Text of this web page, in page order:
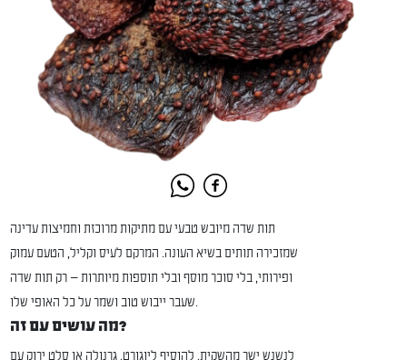
תות שדה מיובש טבעי עם מתיקות מרוכזת וחמיצות עדינה
שמזכירה תותים בשיא העונה. המרקם לעיס וקליל, הטעם עמוק
ופירותי, בלי סוכר מוסף ובלי תוספות מיותרות — רק תות שדה
שעבר ייבוש טוב ושמר על כל האופי שלו.
מה עושים עם זה?